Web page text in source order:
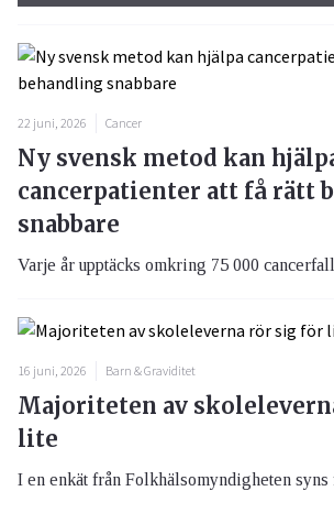
22 juni, 2026 Cancer
Ny svensk metod kan
cancerpatienter att få rätt
snabbare
Varje år upptäcks omkring 75 000
16 juni, 2026 Barn & Graviditet
Majoriteten av
lite
I en enkät från Folkhälsomyndigheten syns